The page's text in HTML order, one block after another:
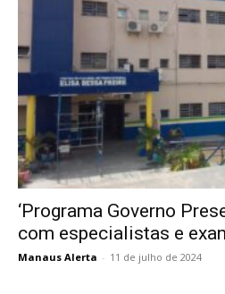
‘Programa Governo
com especialistas e
Manaus Alerta - 11 de julho de 2024